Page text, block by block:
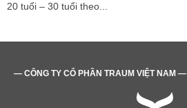
20 tuổi – 30 tuổi theo...
— CÔNG TY CỔ PHẦN TRAUM VIỆT NAM —